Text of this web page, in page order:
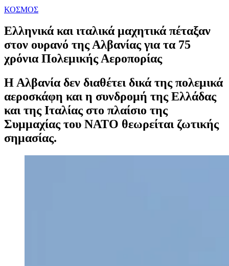
ΚΟΣΜΟΣ
Ελληνικά και ιταλικά μαχητικά πέταξαν
στον ουρανό της Αλβανίας για τα 75
χρόνια Πολεμικής Αεροπορίας
Η Αλβανία δεν διαθέτει δικά της πολεμικά
αεροσκάφη και η συνδρομή της Ελλάδας
και της Ιταλίας στο πλαίσιο της
Συμμαχίας του ΝΑΤΟ θεωρείται ζωτικής
σημασίας.